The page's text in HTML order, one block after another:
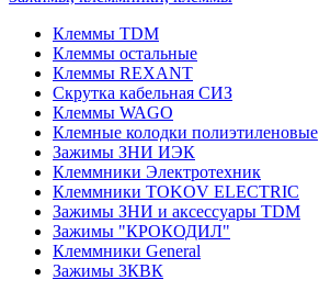
Клеммы TDM
Клеммы остальные
Клеммы REXANT
Скрутка кабельная СИЗ
Клеммы WAGO
Клемные колодки полиэтиленовые
Зажимы ЗНИ ИЭК
Клеммники Электротехник
Клеммники TOKOV ELECTRIC
Зажимы ЗНИ и аксессуары TDM
Зажимы "КРОКОДИЛ"
Клеммники General
Зажимы 3КВК